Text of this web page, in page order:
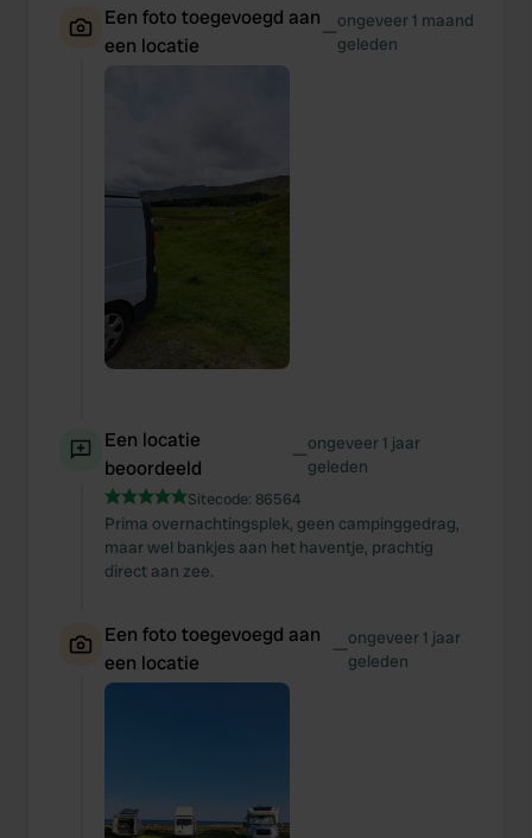
Een foto toegevoegd aan
een locatie
—ongeveer 1 maand
geleden
Een locatie
beoordeeld
—ongeveer 1 jaar
geleden
Sitecode: 86564
Prima overnachtingsplek, geen campinggedrag,
maar wel bankjes aan het haventje, prachtig
direct aan zee.
Een foto toegevoegd aan
een locatie
—ongeveer 1 jaar
geleden